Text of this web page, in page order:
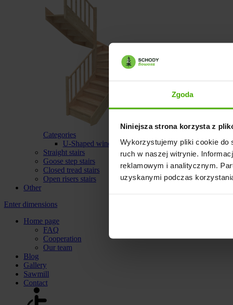
Zgoda
Niniejsza strona korzysta z
Wykorzystujemy pliki cookie do
ruch w naszej witrynie.
reklamowym i analitycznym.
uzyskanymi podczas
Categories
U-Shaped winder stairs
Straight stairs
Goose step stairs
Closed tread stairs
Open risers stairs
Other
Enter dimensions
Home page
FAQ
Cooperation
Our team
Blog
Gallery
Sawmill
Contact